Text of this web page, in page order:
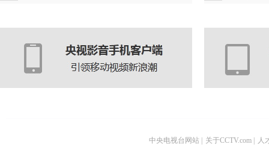
中央电视台网站 关于CCTV.com 人